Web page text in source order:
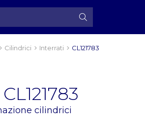
Cilindrici Interrati CL121783
cilindrici